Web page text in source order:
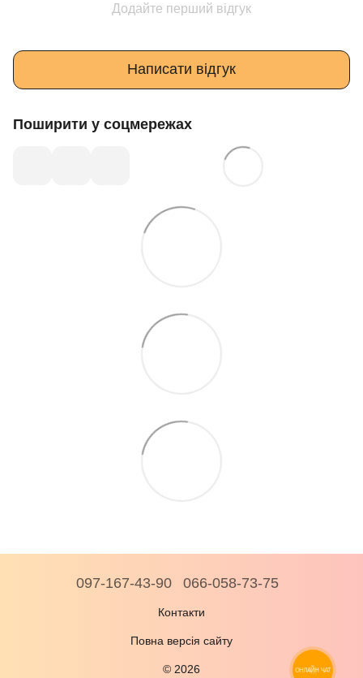
Додайте перший відгук
Написати відгук
Поширити у соцмережах
097-167-43-90 066-058-73-75
Контакти
Повна версія сайту
© 2026 ОНЛАЙН ЧАТ